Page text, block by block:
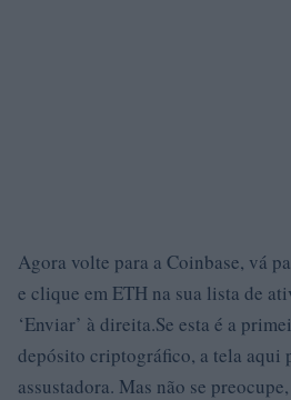
Agora volte para a Coinbase, vá
e clique em ETH na sua lista de
‘Enviar’ à direita.Se esta é a
depósito criptográfico, a tela aqui
assustadora. Mas não se